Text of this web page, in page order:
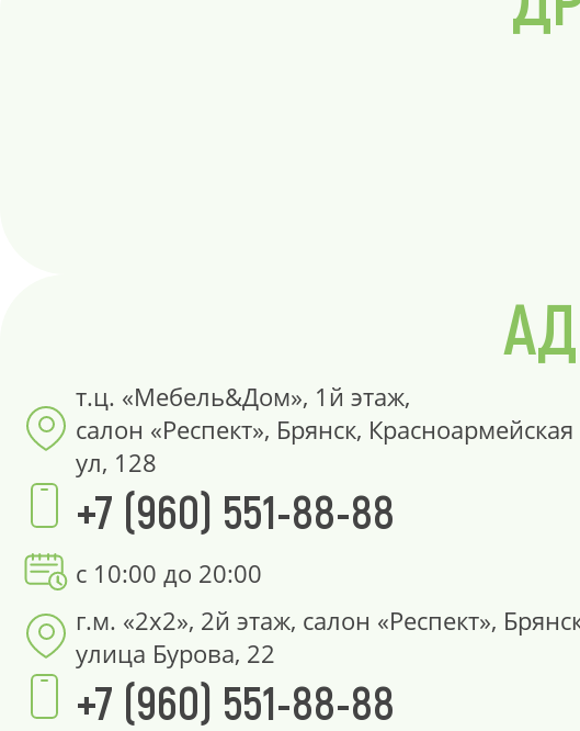
т.ц. «Мебель&Дом», 1й этаж,
салон «Респект», Брянск, Красноармейская
ул, 128
+7 (960) 551-88-88
с 10:00 до 20:00
г.м. «2х2», 2й этаж, салон «Респект»,
улица Бурова, 22
+7 (960) 551-88-88